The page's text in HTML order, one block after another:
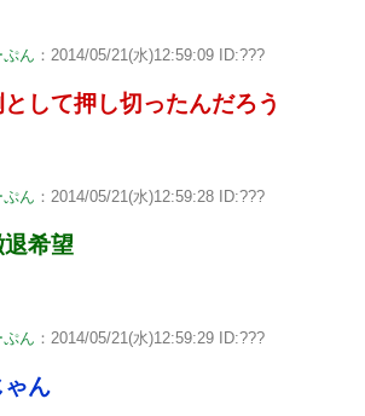
ん ：2014/05/21(水)12:59:09 ID:???
して押し切ったんだろう
ん ：2014/05/21(水)12:59:28 ID:???
希望
ん ：2014/05/21(水)12:59:29 ID:???
ん